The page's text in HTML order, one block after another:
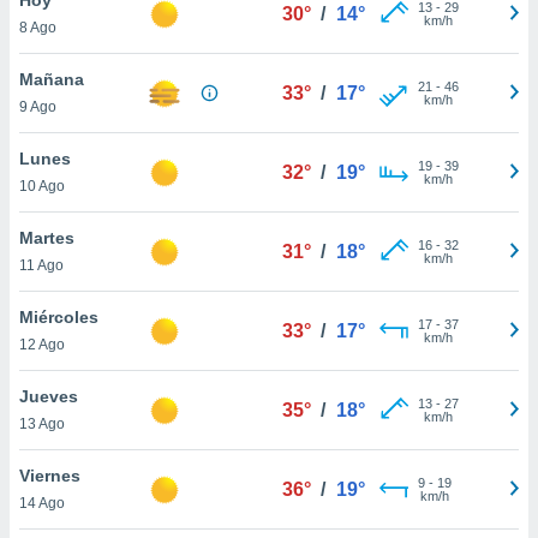
en
más
nuestra
de
cookies
aceptar
8 Ago
30° / 14° 13- 29
km/h
Mañana
9 Ago
33° / 17° 21 - 46
km/h
Lunes
10 Ago
32° / 19° 19- 39
km/h
Martes
11 Ago
31° / 18° 16- 32
km/h
Miércoles
12 Ago
33° / 17° 17- 37
km/h
Jueves
13 Ago
35° / 18° 13- 27
km/h
Viernes
14 Ago
36° / 19° 9- 19
km/h